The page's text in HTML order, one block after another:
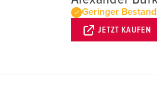
Geringer Bestand
JETZT KAUFEN